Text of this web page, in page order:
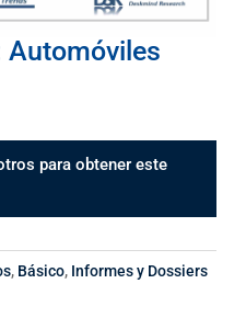
Automóviles
para obtener este
, Básico, Informes y Dossiers